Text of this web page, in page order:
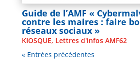
Guide de l’AMF «
contre les maires : faire
réseaux sociaux »
KIOSQUE, Lettres d'infos AMF62
« Entrées précédentes